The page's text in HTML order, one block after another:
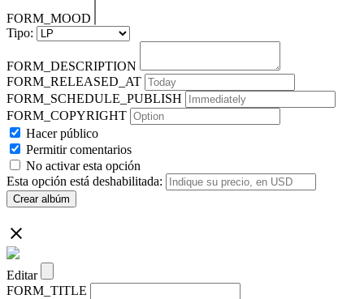
FORM_MOOD
Tipo:
FORM_DESCRIPTION
FORM_RELEASED_AT
FORM_SCHEDULE_PUBLISH
FORM_COPYRIGHT
Hacer público
Permitir comentarios
No activar esta opción
Esta opción está deshabilitada:
Crear albúm
Editar
FORM_TITLE